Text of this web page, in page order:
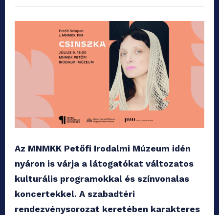
Az MNMKK Petőfi Irodalmi Múzeum idén
nyáron is várja a látogatókat változatos
kulturális programokkal és színvonalas
koncertekkel. A szabadtéri
rendezvénysorozat keretében karakteres